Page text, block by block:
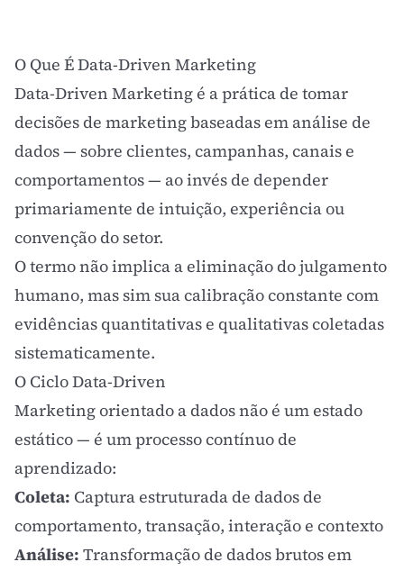
O Que É Data-Driven Marketing
Data-Driven Marketing é a prática de tomar
decisões de marketing baseadas em análise de
dados — sobre clientes, campanhas, canais e
comportamentos — ao invés de depender
primariamente de intuição, experiência ou
convenção do setor.
O termo não implica a eliminação do julgamento
humano, mas sim sua calibração constante com
evidências quantitativas e qualitativas coletadas
sistematicamente.
O Ciclo Data-Driven
Marketing orientado a dados não é um estado
estático — é um processo contínuo de
aprendizado:
Coleta: Captura estruturada de dados de
comportamento, transação, interação e contexto
Análise: Transformação de dados brutos em